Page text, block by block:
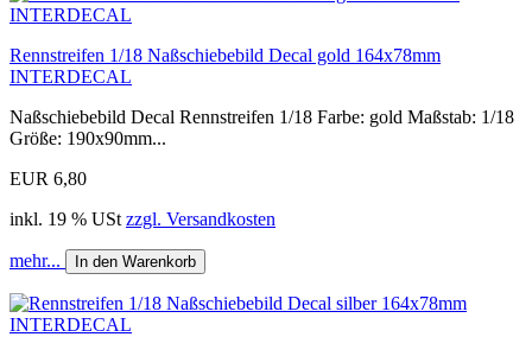
Rennstreifen 1/18 Naßschiebebild Decal gold 164x78mm
INTERDECAL
Naßschiebebild Decal Rennstreifen 1/18 Farbe: gold Maßstab: 1/18
Größe: 190x90mm...
EUR 6,80
inkl. 19 % USt zzgl. Versandkosten
mehr... In den Warenkorb